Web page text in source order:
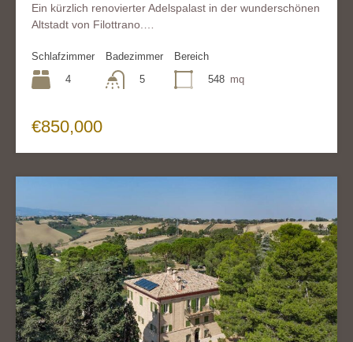
Ein kürzlich renovierter Adelspalast in der wunderschönen
Altstadt von Filottrano.…
Schlafzimmer
4
Badezimmer
5
Bereich
548 mq
€850,000